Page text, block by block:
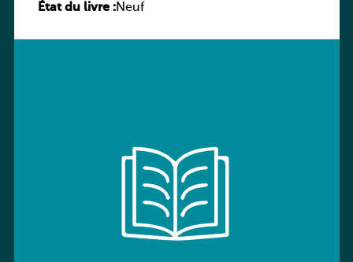
État du livre :Neuf